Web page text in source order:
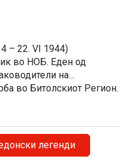
– 22. VI 1944)
во НОБ. Еден од
на
во Битолскиот Регион.
во Првата
село Брунец, кај
познат како Коле […]
легенди